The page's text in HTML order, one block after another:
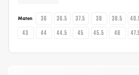
Maten 36 36.5 37.5 38 38.5
43
44 44.5 45 45.5 46